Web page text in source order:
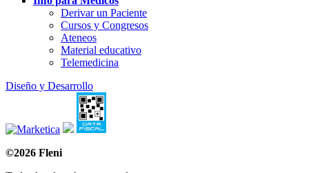
Derivar un Paciente
Cursos y Congresos
Ateneos
Material educativo
Telemedicina
Diseño y Desarrollo
©2026 Fleni